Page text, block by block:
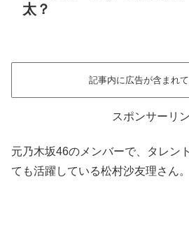
太？
記事内に広告が含まれて
スポンサーリ
元乃木坂46のメンバーで、タレン
ても活躍している松村沙友理さん。